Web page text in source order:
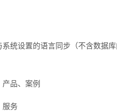
统设置的语言同步（不含数据
品、案例
服务